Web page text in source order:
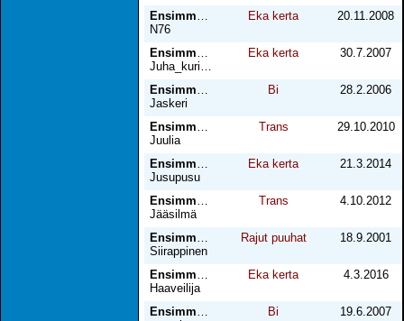
N76
Eka kerta 20.11.2008
Juha_kurikka
Eka kerta 30.7.2007
Jaskeri
Bi 28.2.2006
Juulia
Trans 29.10.2010
Jusupusu
Eka kerta 21.3.2014
Jääsilmä
Trans 4.10.2012
Siirappinen
Rajut puuhat 18.9.2001
Haaveilija
Eka kerta 4.3.2016
Bi 19.6.2007